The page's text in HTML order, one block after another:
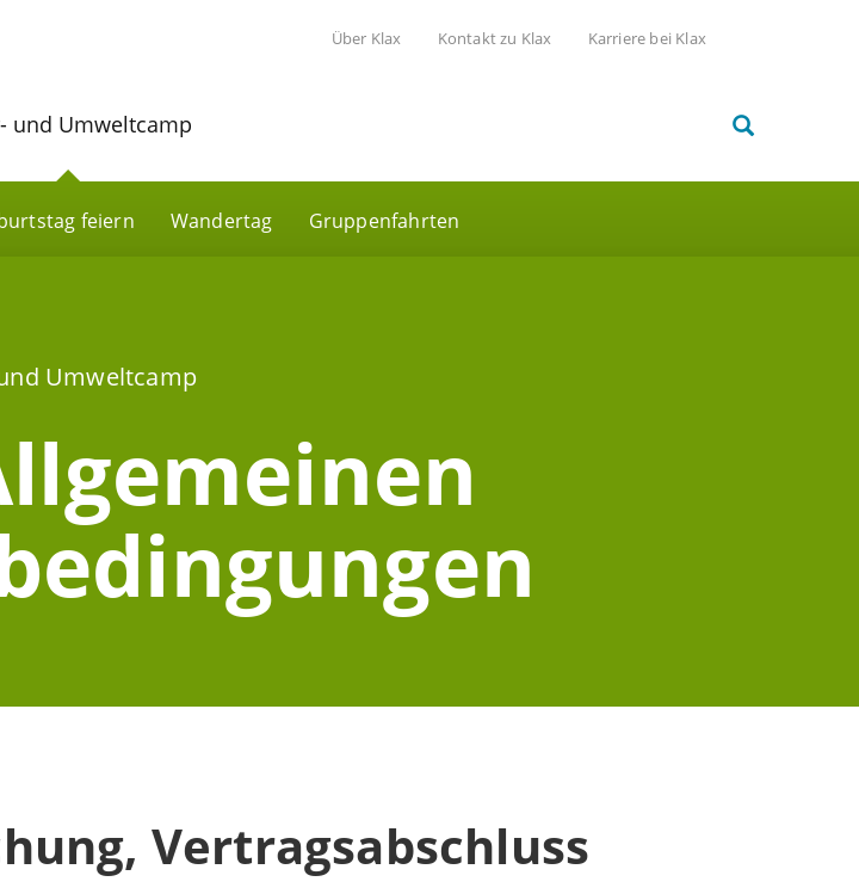
und Umweltcamp
feiern Wandertag Gruppenfahrten
Karriere bei Klax
Kontakt zu Klax
Über Klax
Umweltcamp
Vertragsabschluss